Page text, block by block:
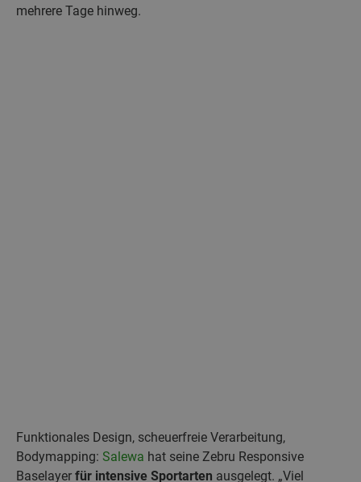
mehrere Tage hinweg.
Funktionales Design, scheuerfreie Verarbeitung,
Bodymapping: Salewa hat seine Zebru Responsive
Baselayer für intensive Sportarten ausgelegt. „Viel